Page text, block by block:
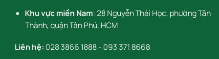
Khu vực miền Nam: 28 Nguyễn Thái Học, phường Tân
Thành, quận Tân Phú, HCM
Liên hệ: 028 3866 1888- 093 371 8668